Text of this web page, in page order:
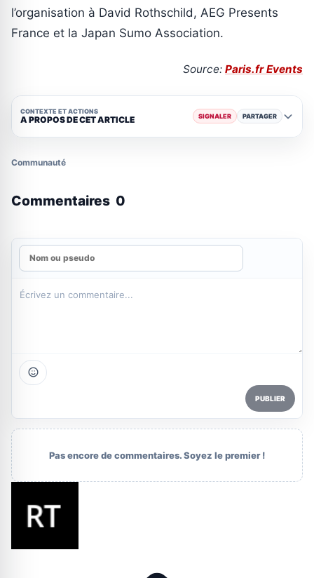
l’organisation à David Rothschild, AEG Presents
France et la Japan Sumo Association.
Source: Paris.fr Events
CONTEXTE ET ACTIONS
A PROPOS DE CET ARTICLE SIGNALER PARTAGER
Communauté
Commentaires 0
PUBLIER
Pas encore de commentaires. Soyez le premier !